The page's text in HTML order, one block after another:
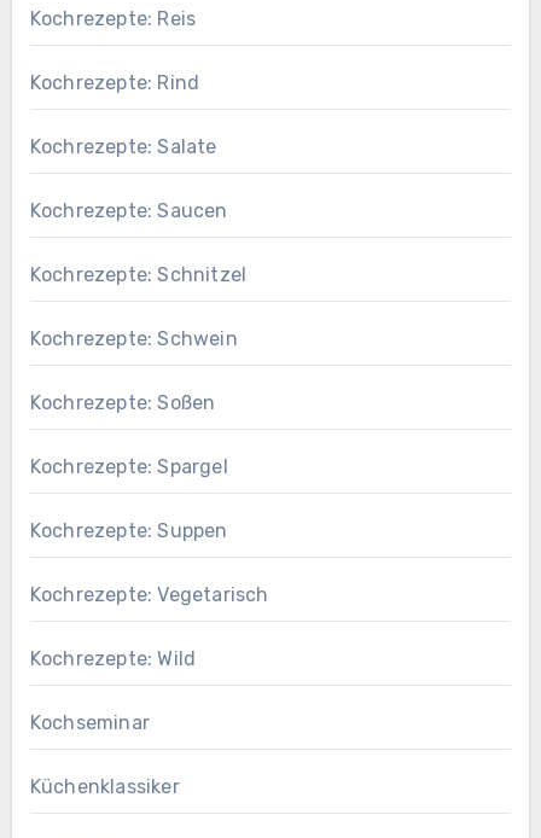
Kochrezepte: Reis
Kochrezepte: Rind
Kochrezepte: Salate
Kochrezepte: Saucen
Kochrezepte: Schnitzel
Kochrezepte: Schwein
Kochrezepte: Soßen
Kochrezepte: Spargel
Kochrezepte: Suppen
Kochrezepte: Vegetarisch
Kochrezepte: Wild
Kochseminar
Küchenklassiker